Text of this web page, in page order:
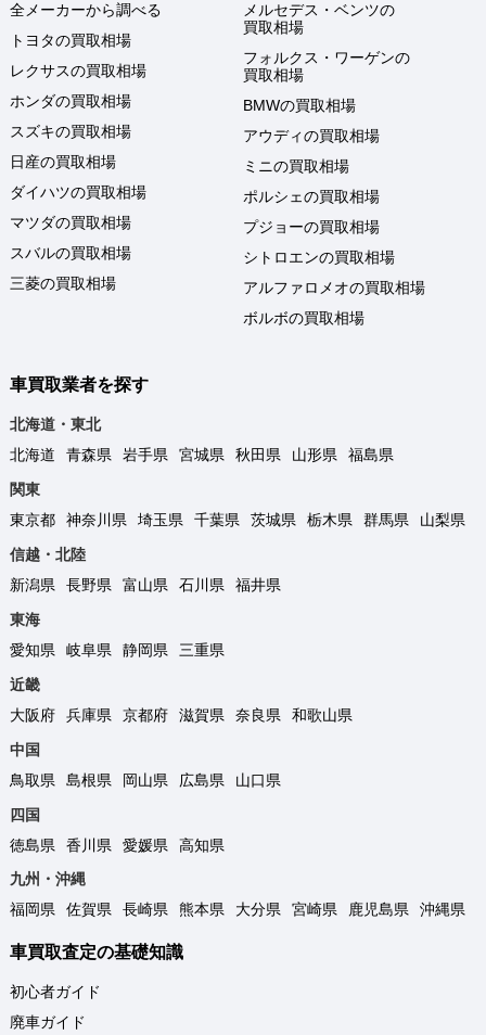
全メーカーから調べる
トヨタの買取相場
レクサスの買取相場
ホンダの買取相場
スズキの買取相場
日産の買取相場
ダイハツの買取相場
マツダの買取相場
スバルの買取相場
三菱の買取相場
メルセデス・ベンツの
買取相場
フォルクス・ワーゲンの
買取相場
BMWの買取相場
アウディの買取相場
ミニの買取相場
ポルシェの買取相場
プジョーの買取相場
シトロエンの買取相場
アルファロメオの買取相場
ボルボの買取相場
車買取業者を探す
北海道・東北
北海道
青森県 岩手県 宮城県 秋田県 山形県
福島県
関東
東京都
神奈川県 埼玉県 千葉県 茨城県 栃木県 群馬県
山梨県
信越・北陸
新潟県
長野県 富山県 石川県
福井県
東海
愛知県
岐阜県 静岡県
三重県
近畿
大阪府
兵庫県 京都府 滋賀県 奈良県
和歌山県
中国
鳥取県
島根県 岡山県 広島県
山口県
四国
徳島県
香川県 愛媛県
高知県
九州・沖縄
福岡県
佐賀県 長崎県 熊本県 大分県 宮崎県 鹿児島県 沖縄県
車買取査定の基礎知識
初心者ガイド
廃車ガイド